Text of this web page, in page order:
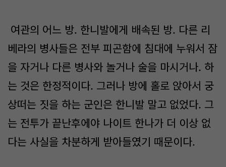
여관의 어느 방. 한니발에게 배속된 방. 다른 리
베라의 병사들은 전부 피곤함에 침대에 누워서 잠
을 자거나 다른 병사와 놀거나 술을 마시거나. 하
는 것은 한정적이다. 그러나 방에 홀로 앉아서 궁
상떠는 짓을 하는 군인은 한니발 말고 없었다. 그
는 전투가 끝난후에야 나이트 한나가 더 이상 없
다는 사실을 차분하게 받아들였기 때문이다.